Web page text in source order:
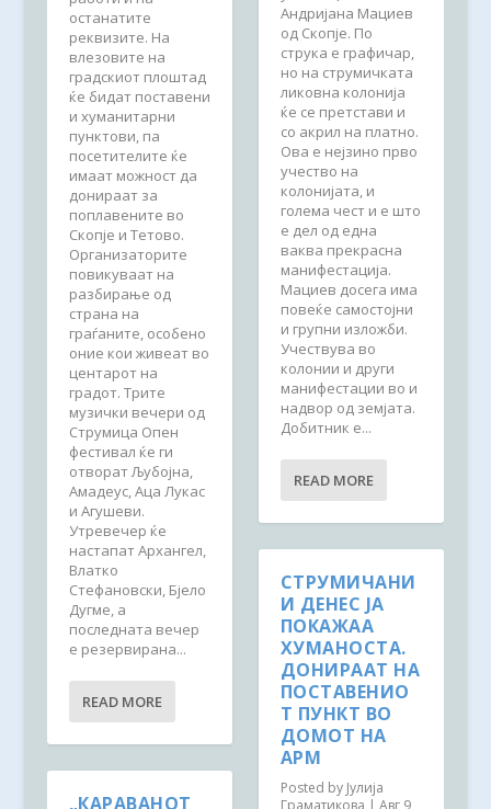
останатите
реквизите. На
влезовите на
градскиот плоштад
ќе бидат поставени
и хуманитарни
пунктови, па
посетителите ќе
имаат можност да
донираат за
поплавените во
Скопје и Тетово.
Организаторите
повикуваат на
разбирање од
страна на
граѓаните, особено
оние кои живеат во
центарот на
градот. Трите
музички вечери од
Струмица Опен
фестивал ќе ги
отворат Љубојна,
Амадеус, Аца Лукас
и Агушеви.
Утревечер ќе
настапат Архангел,
Влатко
Стефановски, Бјело
Дугме, а
последната вечер
е резервирана...
READ MORE
„КАРАВАНОТ
Андријана Мациев
од Скопје. По
струка е графичар,
но на струмичката
ликовна колонија
ќе се претстави и
со акрил на платно.
Ова е нејзино прво
учество на
колонијата, и
голема чест и е што
е дел од една
ваква прекрасна
манифестација.
Мациев досега има
повеќе самостојни
и групни изложби.
Учествува во
колонии и други
манифестации во и
надвор од земјата.
Добитник е...
READ MORE
СТРУМИЧАНИ
И ДЕНЕС ЈА
ПОКАЖАА
ХУМАНОСТА.
ДОНИРААТ НА
ПОСТАВЕНИО
Т ПУНКТ ВО
ДОМОТ НА
АРМ
Posted by Јулија
Граматикова | Авг 9,